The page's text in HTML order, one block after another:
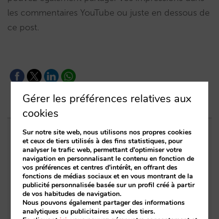
les commentaires YouTube ou juste en dessous de
ce post.
Entrées apparentées
Sarai intègre le multi-room : réservations
complexes et demande à forte valeur,
désormais aussi en conversation
La fin de l’ère « Book on Metasearch »
Gérer les préférences relatives aux
cookies
Sur notre site web, nous utilisons nos propres cookies
et ceux de tiers utilisés à des fins statistiques, pour
analyser le trafic web, permettant d'optimiser votre
navigation en personnalisant le contenu en fonction de
vos préférences et centres d'intérêt, en offrant des
fonctions de médias sociaux et en vous montrant de la
publicité personnalisée basée sur un profil créé à partir
de vos habitudes de navigation.
Nous pouvons également partager des informations
analytiques ou publicitaires avec des tiers.